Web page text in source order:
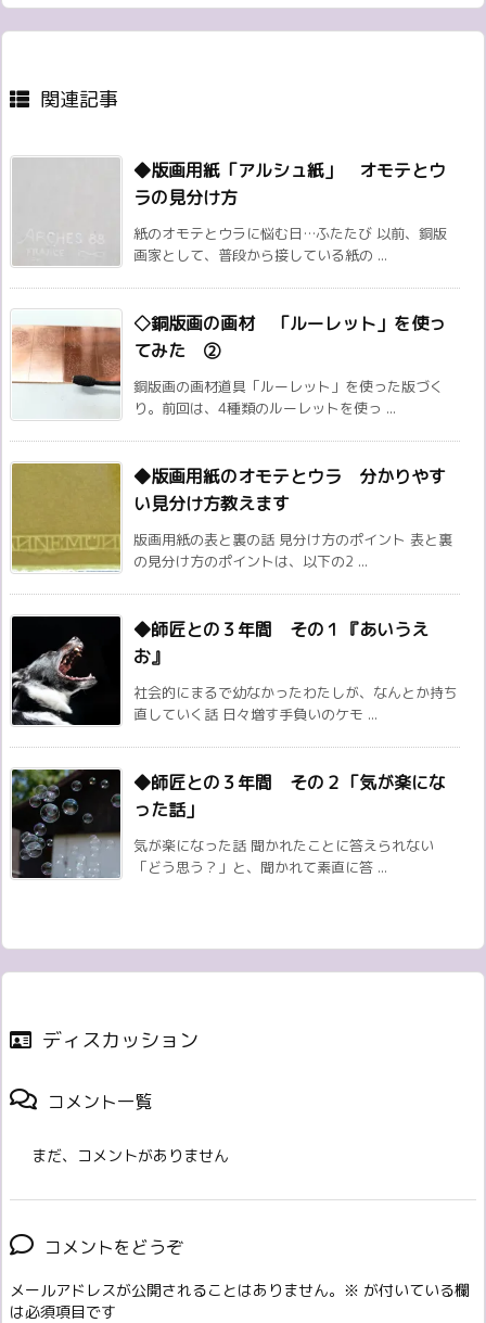
関連記事
◆版画用紙「アルシュ紙」 オモテとウ
ラの見分け方
紙のオモテとウラに悩む日…ふたたび 以前、銅版
画家として、普段から接している紙の ...
◇銅版画の画材 「ルーレット」を使っ
てみた ②
銅版画の画材道具「ルーレット」を使った版づく
り。前回は、4種類のルーレットを使っ ...
◆版画用紙のオモテとウラ 分かりやす
い見分け方教えます
版画用紙の表と裏の話 見分け方のポイント 表と裏
の見分け方のポイントは、以下の2 ...
◆師匠との３年間 その１『あいうえ
お』
社会的にまるで幼なかったわたしが、なんとか持ち
直していく話 日々増す手負いのケモ ...
◆師匠との３年間 その２「気が楽にな
った話」
気が楽になった話 聞かれたことに答えられない
「どう思う？」と、聞かれて素直に答 ...
ディスカッション
コメント一覧
まだ、コメントがありません
コメントをどうぞ
メールアドレスが公開されることはありません。 ※ が付いている欄
は必須項目です